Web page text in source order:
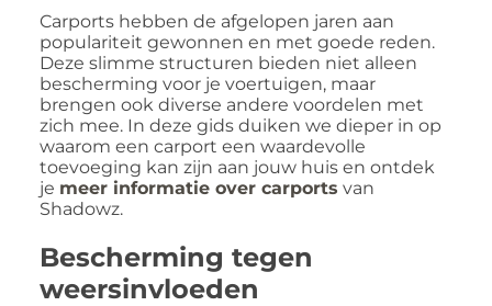
Carports hebben de afgelopen jaren aan
populariteit gewonnen en met goede reden.
Deze slimme structuren bieden niet alleen
bescherming voor je voertuigen, maar
brengen ook diverse andere voordelen met
zich mee. In deze gids duiken we dieper in op
waarom een carport een waardevolle
toevoeging kan zijn aan jouw huis en ontdek
je meer informatie over carports van
Shadowz.
Bescherming tegen
weersinvloeden